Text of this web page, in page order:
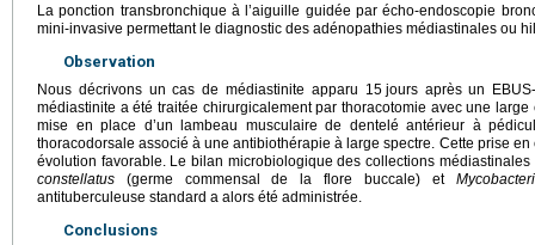
La ponction transbronchique à l’aiguille guidée par écho-endoscopie
mini-invasive permettant le diagnostic des adénopathies médiastinales ou
Observation
Nous décrivons un cas de médiastinite apparu 15 jours après un
médiastinite a été traitée chirurgicalement par thoracotomie avec une
mise en place d’un lambeau musculaire de dentelé antérieur à
thoracodorsale associé à une antibiothérapie à large spectre. Cette prise
évolution favorable. Le bilan microbiologique des collections
constellatus (germe commensal de la flore buccale) et
antituberculeuse standard a alors été administrée.
Conclusions